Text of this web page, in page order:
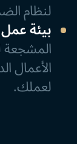
لنظام
بيئة
المشجعة
الأعمال
لعملك.